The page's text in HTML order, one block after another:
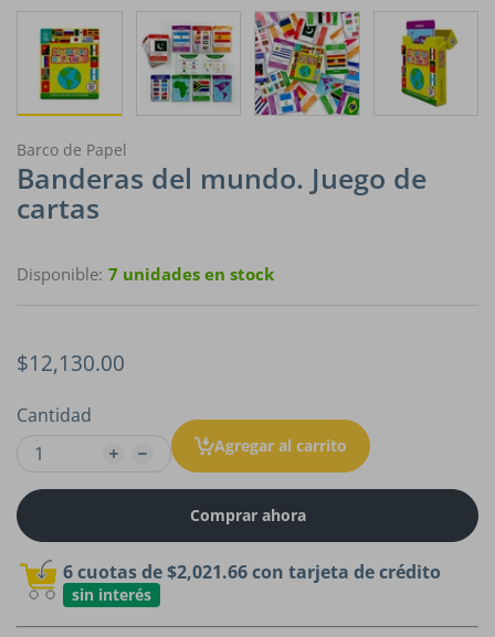
Barco de Papel
Banderas del mundo. Juego de
cartas
Disponible: 7 unidades en stock
$12,130.00
Cantidad
Agregar al carrito
Comprar ahora
6 cuotas de$2,021.66con tarjeta de crédito
sin interés